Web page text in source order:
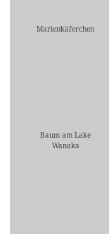
Marienkäferchen
Baum am Lake
Wanaka